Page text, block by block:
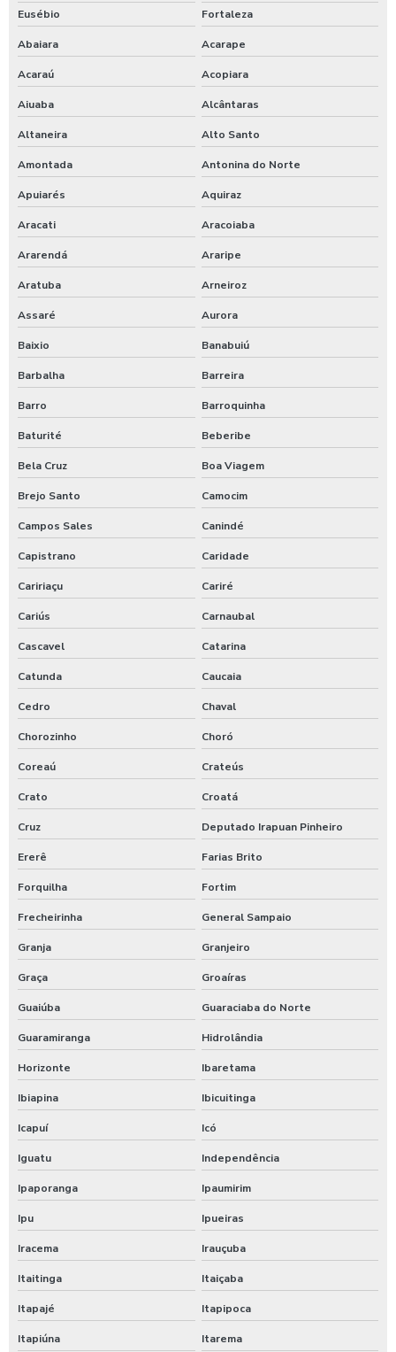
Serviço de supressão mecânica
Serviço de terraplanagem
Serviço de topografia no ceará
Serviços de terraplanagem preço
Supressão vegetal empresas
Terraplanagem e escavação preço
Terraplanagem e locação de obra
Terraplanagem empresa
Terraplanagem para construção civil
Terraplanagem para pavimentação
Terraplanagem preço
Terraplanagem valor
Terraplenagem serviços
Topografia obras grandes no ceará
Trator de pneus para obras no ceará
Valor do aluguel de retroescavadeira
Valor do serviço de terraplanagem
Valor pavimentação ceará
Valor supressão vegetal no ceará
Valor terraplenagem no ceará
Empresa de terraplenagem no ceará
Empresa especialista em terraplanagem
Empresa especialista em terraplanagem no ceará
Empresa de supressão vegetal na bahia
Empresa de terraplanagem ce
Empresa de terraplanagem na bahia
Empresa de terraplanagem no ceará
Empresa de terraplanagem perto de mim
Empresa de terraplanagem rn
Empresa de terraplenagem em piauí
Empresa de topografia rio grande do norte
Eusébio
Fortaleza
Abaiara Acarape
Acaraú Acopiara
Aiuaba Alcântaras
Altaneira Alto Santo
Amontada Antonina do Norte
Apuiarés Aquiraz
Aracati Aracoiaba
Ararendá Araripe
Aratuba Arneiroz
Assaré Aurora
Baixio Banabuiú
Barbalha Barreira
Barro Barroquinha
Baturité Beberibe
Bela Cruz Boa Viagem
Brejo Santo Camocim
Campos Sales Canindé
Capistrano Caridade
Caririaçu Cariré
Cariús Carnaubal
Cascavel Catarina
Catunda Caucaia
Cedro Chaval
Chorozinho Choró
Coreaú Crateús
Crato Croatá
Cruz Deputado Irapuan Pinheiro
Ererê Farias Brito
Forquilha Fortim
Frecheirinha General Sampaio
Granja Granjeiro
Graça Groaíras
Guaiúba Guaraciaba do Norte
Guaramiranga Hidrolândia
Horizonte Ibaretama
Ibiapina Ibicuitinga
Icapuí Icó
Iguatu Independência
Ipaporanga Ipaumirim
Ipu Ipueiras
Iracema Irauçuba
Itaitinga Itaiçaba
Itapajé Itapipoca
Itapiúna Itarema